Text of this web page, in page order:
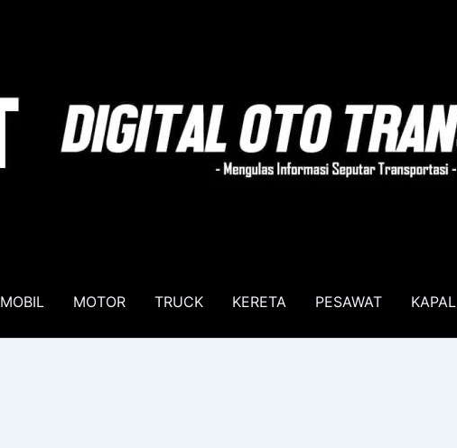
MOBIL MOTOR TRUCK KERETA PESAWAT KAPAL